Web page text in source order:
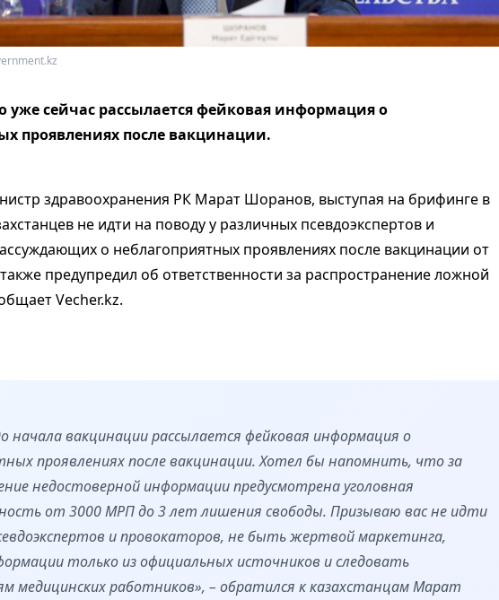
уже сейчас рассылается фейковая информация о
проявлениях после вакцинации.
здравоохранения РК Марат Шоранов, выступая на брифинге в
не идти на поводу у различных псевдоэкспертов и
о неблагоприятных проявлениях после вакцинации от
предупредил об ответственности за распространение ложной
Vecher.kz.
начала вакцинации рассылается фейковая информация о
проявлениях после вакцинации. Хотел бы напомнить, что за
недостоверной информации предусмотрена уголовная
от 3000 МРП до 3 лет лишения свободы. Призываю вас не идти
и провокаторов, не быть жертвой маркетинга,
только из официальных источников и следовать
медицинских работников», – обратился к казахстанцам Марат